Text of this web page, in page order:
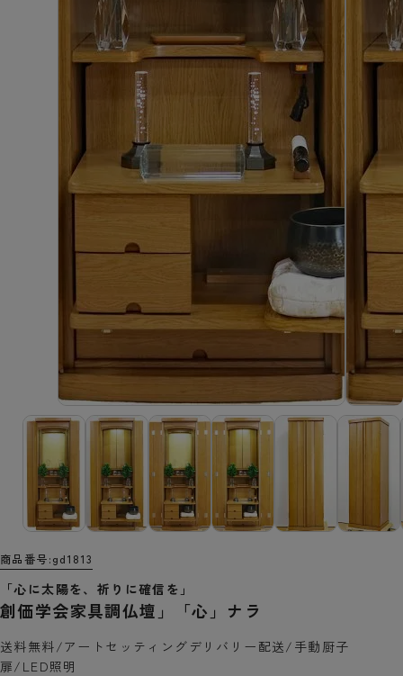
商品番号 gd1813
「心に太陽を、祈りに確信を」
創価学会家具調仏壇」「心」ナラ
送料無料/アートセッティングデリバリー配送/手動厨子
扉/LED照明